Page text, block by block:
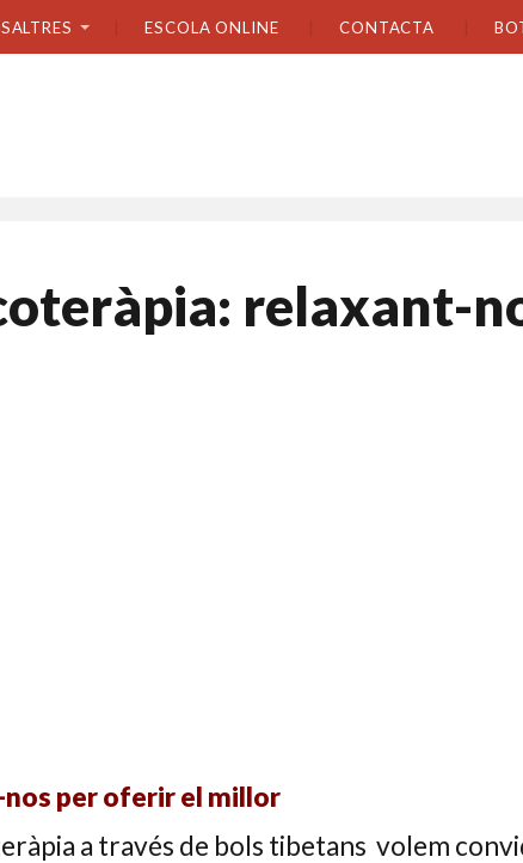
ESCOLA ONLINE CONTACTA
relaxant-
per oferir el millor
a través de bols tibetans volem